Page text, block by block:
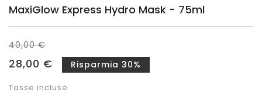
MaxiGlow Express Hydro Mask - 75ml
40,00 €
28,00 € Risparmia 30%
Tasse incluse